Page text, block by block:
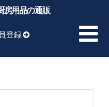
房用品の通販
登録
>取る>
リトリ DP-463-000-0
リ 文化チリト